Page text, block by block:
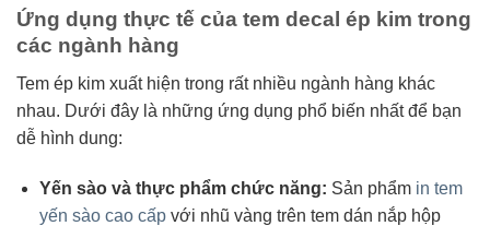
Ứng dụng thực tế của tem decal ép kim trong
các ngành hàng
Tem ép kim xuất hiện trong rất nhiều ngành hàng khác
nhau. Dưới đây là những ứng dụng phổ biến nhất để bạn
dễ hình dung:
Yến sào và thực phẩm chức năng: Sản phẩm in tem
yến sào cao cấpvới nhũ vàng trên tem dán nắp hộp